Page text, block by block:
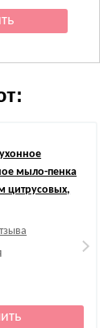
мыло-пенка
цитрусовых,